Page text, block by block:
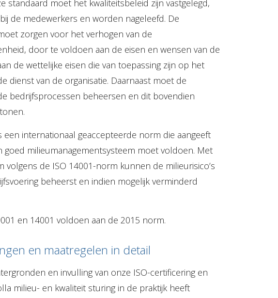
standaard moet het kwaliteitsbeleid zijn vastgelegd,
de medewerkers en worden nageleefd. De
zorgen voor het verhogen van de
door te voldoen aan de eisen en wensen van de
de wettelijke eisen die van toepassing zijn op het
dienst van de organisatie. Daarnaast moet de
bedrijfsprocessen beheersen en dit bovendien
een internationaal geaccepteerde norm die aangeeft
goed milieumanagementsysteem moet voldoen. Met
volgens de ISO 14001-norm kunnen de milieurisico’s
beheerst en indien mogelijk verminderd
en 14001 voldoen aan de 2015 norm.
en maatregelen in detail
en invulling van onze ISO-certificering en
milieu- en kwaliteit sturing in de praktijk heeft